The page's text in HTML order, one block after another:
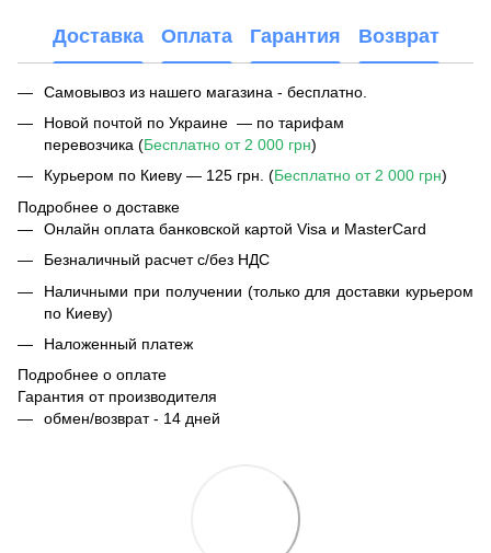
Доставка Оплата Гарантия Возврат
Самовывоз из нашего магазина - бесплатно.
Новой почтой по Украине — по тарифам
перевозчика (Бесплатно от 2 000 грн)
Курьером по Киеву — 125 грн. (Бесплатно от 2 000 грн)
Подробнее о доставке
Онлайн оплата банковской картой Visa и MasterCard
Безналичный расчет с/без НДС
Наличными при получении (только для доставки курьером
по Киеву)
Наложенный платеж
Подробнее о оплате
Гарантия от производителя
обмен/возврат - 14 дней